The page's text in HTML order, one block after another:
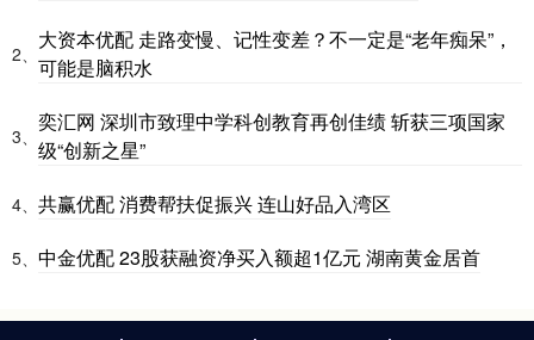
2、
大资本优配 走路变慢、记性变差？不一定是“老年痴呆”，
可能是脑积水
3、
奕汇网 深圳市致理中学科创教育再创佳绩 斩获三项国家
级“创新之星”
4、 共赢优配 消费帮扶促振兴 连山好品入湾区
5、 中金优配 23股获融资净买入额超1亿元 湖南黄金居首